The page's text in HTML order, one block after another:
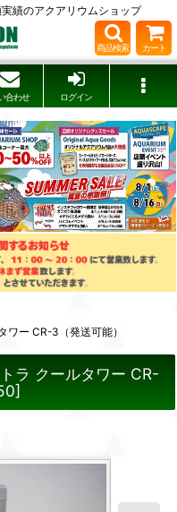
績のアクアリウムショップ
商品検索 カート
合わせ ログイン
ワー CR-3（発送可能）
ラ クールタワー CR-
]